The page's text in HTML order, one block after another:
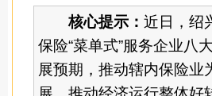
核心提示： 近日，绍
保险“菜单式”服务企业八
展预期，推动辖内保险业